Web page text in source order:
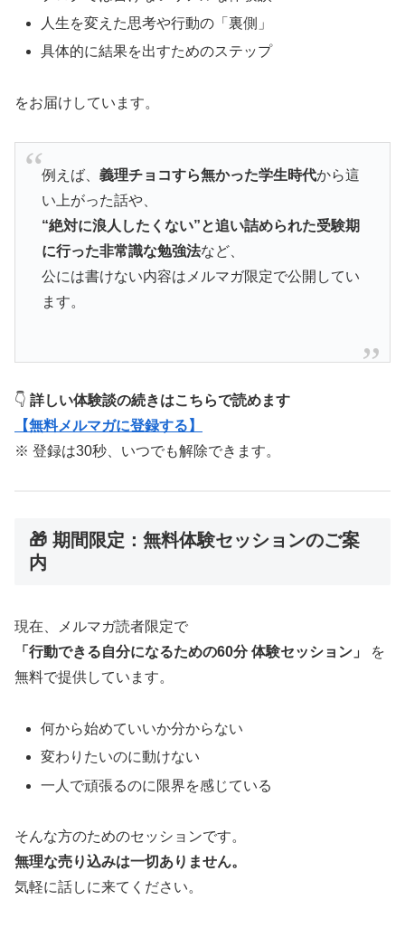
人生を変えた思考や行動の「裏側」
具体的に結果を出すためのステップ
をお届けしています。
例えば、 義理チョコすら無かった学生時代から這
い上がった話や、
“絶対に浪人したくない”と追い詰められた受験期
に行った非常識な勉強法など、
公には書けない内容はメルマガ限定で公開してい
ます。
👇 詳しい体験談の続きはこちらで読めます
【無料メルマガに登録する】
※ 登録は30秒、いつでも解除できます。
🎁 期間限定：無料体験セッションのご案
内
現在、メルマガ読者限定で
「行動できる自分になるための60分 体験セッション」
を
無料で提供しています。
何から始めていいか分からない
変わりたいのに動けない
一人で頑張るのに限界を感じている
そんな方のためのセッションです。
無理な売り込みは一切ありません。
気軽に話しに来てください。